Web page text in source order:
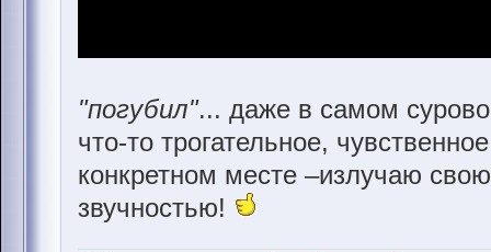
"погубил"... даже в самом
что-то трогательное,
конкретном месте –излучаю
звучностью!